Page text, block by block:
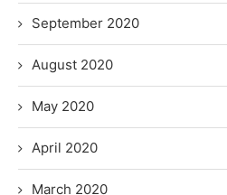
September 2020
August 2020
May 2020
April 2020
March 2020